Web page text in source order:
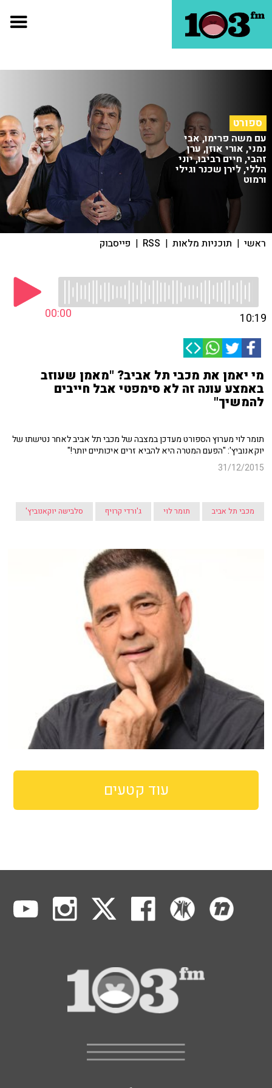
ספורט
עם משה פרימו, אבי
נמני, אורי אוזן, ערן
זהבי, חיים רביבו, יוני
הללי, לירן שכנר וגילי
ורמוט
ראשי | תוכניות מלאות |
RSS
| פייסבוק
00:00 10:19
מי יאמן את מכבי תל אביב? "מאמן שעוזב
באמצע עונה זה לא סימפטי אבל חייבים
להמשיך"
תומר לוי מערוץ הספורט מעדכן במצבה של מכבי תל אביב לאחר נטישתו של
יוקאנוביץ': "הפעם המטרה היא להביא זרים איכותיים יותר!"
31/12/2015
מכבי תל אביב תומר לוי ג'ורדי קרויף סלבישה יוקאנוביץ'
עוד קטעים